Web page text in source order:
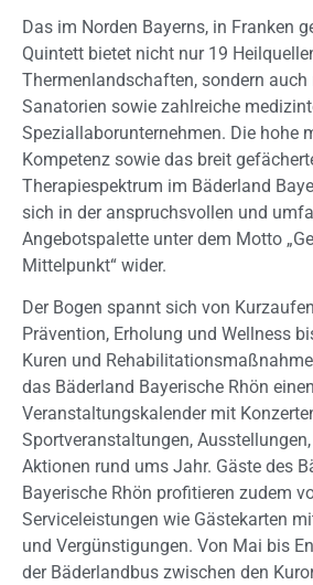
Das im Norden Bayerns, in Franken
Quintett bietet nicht nur 19
Thermenlandschaften, sondern
Sanatorien sowie zahlreiche
Speziallaborunternehmen. Die hohe
Kompetenz sowie das breit
Therapiespektrum im Bäderland
sich in der anspruchsvollen und
Angebotspalette unter dem Motto
Mittelpunkt“ wider.
Der Bogen spannt sich von
Prävention, Erholung und Wellness
Kuren und
das Bäderland Bayerische Rhön
Veranstaltungskalender mit
Sportveranstaltungen,
Aktionen rund ums Jahr. Gäste des
Bayerische Rhön profitieren zudem
Serviceleistungen wie Gästekarten
und Vergünstigungen. Von Mai bis
der Bäderlandbus zwischen den